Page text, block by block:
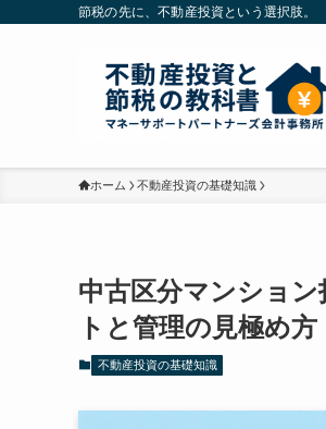
節税の先に、不動産投資という選択肢。
ホーム 不動産投資の基礎知識
中古区分マンショ
トと管理の見極め方
不動産投資の基礎知識